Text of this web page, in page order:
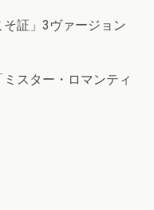
そ証」3ヴァージョン
スター・ロマンティ